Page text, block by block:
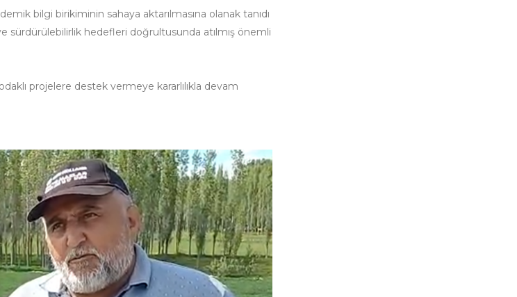
bilgi birikiminin sahaya aktarılmasına olanak tanıdı
hedefleri doğrultusunda atılmış önemli
projelere destek vermeye kararlılıkla devam